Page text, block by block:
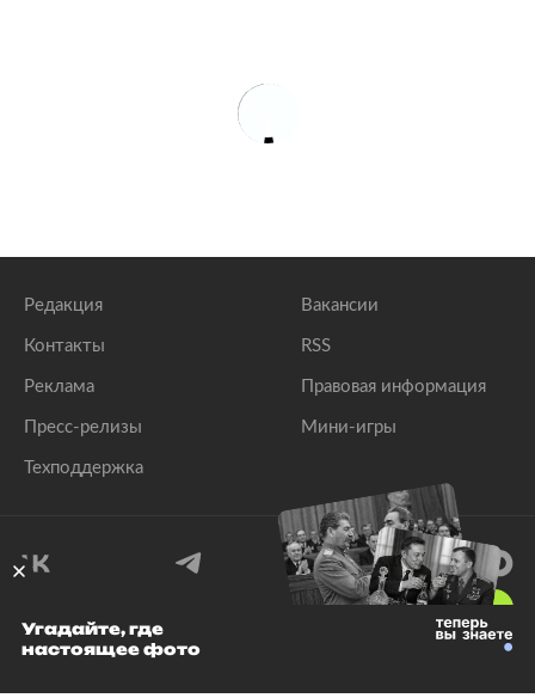
Редакция
Контакты
Реклама
Пресс-релизы
Техподдержка
Вакансии
RSS
Правовая информация
Мини-игры
© 1999–2026 Все права защищены.
Угадайте, где
настоящее фото